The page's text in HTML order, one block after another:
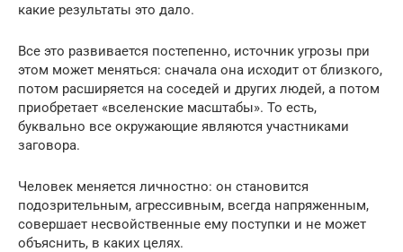
какие результаты это дало.
Все это развивается постепенно, источник угрозы при
этом может меняться: сначала она исходит от близкого,
потом расширяется на соседей и других людей, а потом
приобретает «вселенские масштабы». То есть,
буквально все окружающие являются участниками
заговора.
Человек меняется личностно: он становится
подозрительным, агрессивным, всегда напряженным,
совершает несвойственные ему поступки и не может
объяснить, в каких целях.